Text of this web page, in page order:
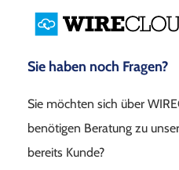
Sie haben noch Fragen?
Sie möchten sich über
benötigen Beratung zu
bereits Kunde?